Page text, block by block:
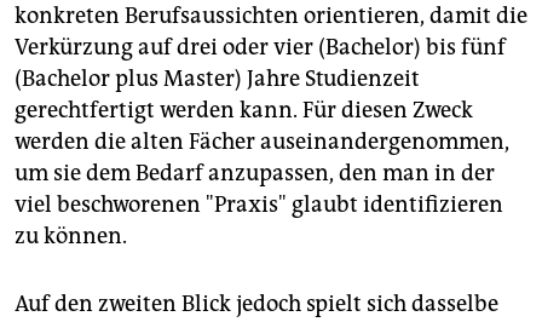
konkreten Berufsaussichten orientieren, damit die
Verkürzung auf drei oder vier (Bachelor) bis fünf
(Bachelor plus Master) Jahre Studienzeit
gerechtfertigt werden kann. Für diesen Zweck
werden die alten Fächer auseinandergenommen,
um sie dem Bedarf anzupassen, den man in der
viel beschworenen "Praxis" glaubt identifizieren
zu können.
Auf den zweiten Blick jedoch spielt sich dasselbe